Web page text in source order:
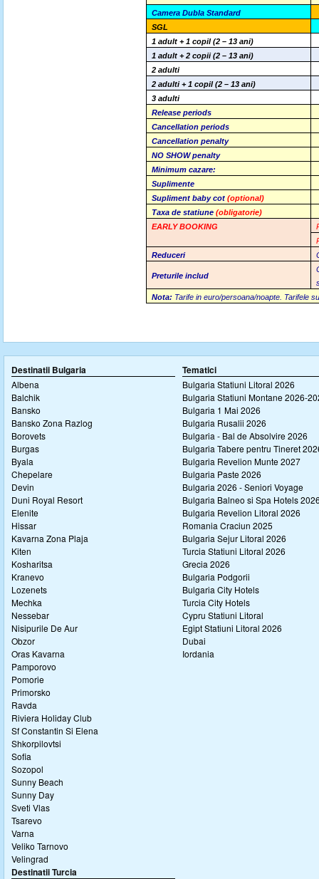
Camera DublaStandard
SGL
1 adult + 1 copil (2 – 13 ani)
1 adult + 2 copii (2 – 13 ani)
2 adulti
2 adulti + 1 copil (2 – 13 ani)
3 adulti
Release periods
Cancellation periods
Cancellation penalty
NO SHOW penalty
Minimum cazare:
Suplimente
Supliment baby cot(optional)
Taxa de statiune(obligatorie)
EARLY BOOKING
Reduceri
Preturile includ
Nota: Tarife in euro/persoana/noapte. Tarifele
Destinatii Bulgaria
Albena
Balchik
Bansko
Bansko Zona Razlog
Borovets
Burgas
Byala
Chepelare
Devin
Duni Royal Resort
Elenite
Hissar
Kavarna Zona Plaja
Kiten
Kosharitsa
Kranevo
Lozenets
Mechka
Nessebar
Nisipurile De Aur
Obzor
Oras Kavarna
Pamporovo
Pomorie
Primorsko
Ravda
Riviera Holiday Club
Sf Constantin Si Elena
Shkorpilovtsi
Sofia
Sozopol
Sunny Beach
Sunny Day
Sveti Vlas
Tsarevo
Varna
Veliko Tarnovo
Velingrad
Destinatii Turcia
Tematici
Bulgaria Statiuni Litoral 2026
Bulgaria Statiuni Montane 2026-
Bulgaria 1 Mai 2026
Bulgaria Rusalii 2026
Bulgaria - Bal de Absolvire 2026
Bulgaria Tabere pentru Tineret
Bulgaria Revelion Munte 2027
Bulgaria Paste 2026
Bulgaria 2026 - Seniori Voyage
Bulgaria Balneo si Spa Hotels
Bulgaria Revelion Litoral 2026
Romania Craciun 2025
Bulgaria Sejur Litoral 2026
Turcia Statiuni Litoral 2026
Grecia 2026
Bulgaria Podgorii
Bulgaria City Hotels
Turcia City Hotels
Cypru Statiuni Litoral
Egipt Statiuni Litoral 2026
Dubai
Iordania